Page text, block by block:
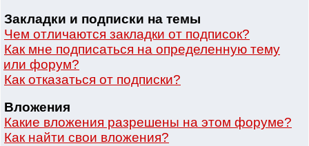
Закладки и подписки на темы
Чем отличаются закладки от подписок?
Как мне подписаться на определенную тему
или форум?
Как отказаться от подписки?
Вложения
Какие вложения разрешены на этом форуме?
Как найти свои вложения?